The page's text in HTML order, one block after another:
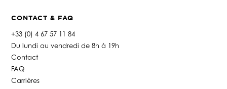
CONTACT & FAQ
+33 (0) 4 67 57 11 84
Du lundi au vendredi de 8h à 19h
Contact
FAQ
Carrières